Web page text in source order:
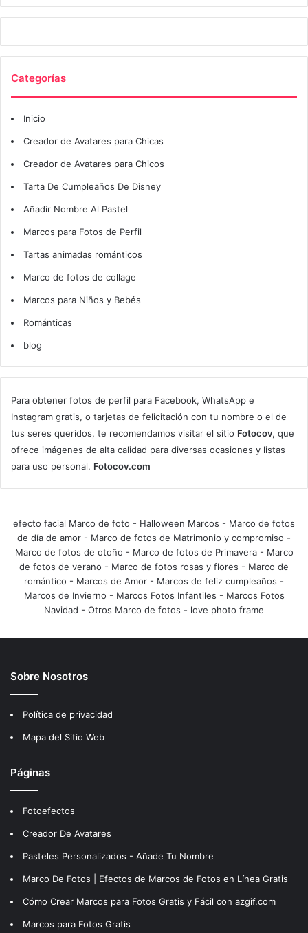
Categorías
Inicio
Creador de Avatares para Chicas
Creador de Avatares para Chicos
Tarta De Cumpleaños De Disney
Añadir Nombre Al Pastel
Marcos para Fotos de Perfil
Tartas animadas románticos
Marco de fotos de collage
Marcos para Niños y Bebés
Románticas
blog
Para obtener fotos de perfil para Facebook, WhatsApp e
Instagram gratis, o tarjetas de felicitación con tu nombre o el de
tus seres queridos, te recomendamos visitar el sitio Fotocov, que
ofrece imágenes de alta calidad para diversas ocasiones y listas
para uso personal. Fotocov.com
efecto facial Marco de foto - Halloween Marcos - Marco de fotos
de día de amor - Marco de fotos de Matrimonio y compromiso -
Marco de fotos de otoño - Marco de fotos de Primavera- Marco
de fotos de verano - Marco de fotos rosas y flores - Marco de
romántico - Marcos de Amor - Marcos de feliz cumpleaños -
Marcos de Invierno - Marcos Fotos Infantiles - Marcos Fotos
Navidad - Otros Marco de fotos - love photo frame
Sobre Nosotros
Política de privacidad
Mapa del Sitio Web
Páginas
Fotoefectos
Creador De Avatares
Pasteles Personalizados - Añade Tu Nombre
Marco De Fotos | Efectos de Marcos de Fotos en Línea Gratis
Cómo Crear Marcos para Fotos Gratis y Fácil con azgif.com
Marcos para Fotos Gratis